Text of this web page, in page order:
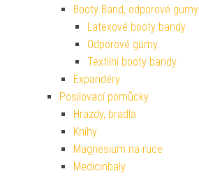
Booty Band, odporové gumy
Latexové booty bandy
Odporové gumy
Textilní booty bandy
Expandéry
Posilovací pomůcky
Hrazdy, bradla
Knihy
Magnesium na ruce
Medicinbaly